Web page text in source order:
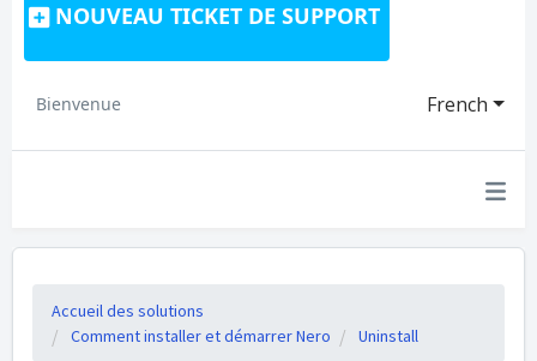
NOUVEAU TICKET DE SUPPORT
French
Bienvenue
Accueil des solutions
Comment installer et démarrer Nero
Uninstall